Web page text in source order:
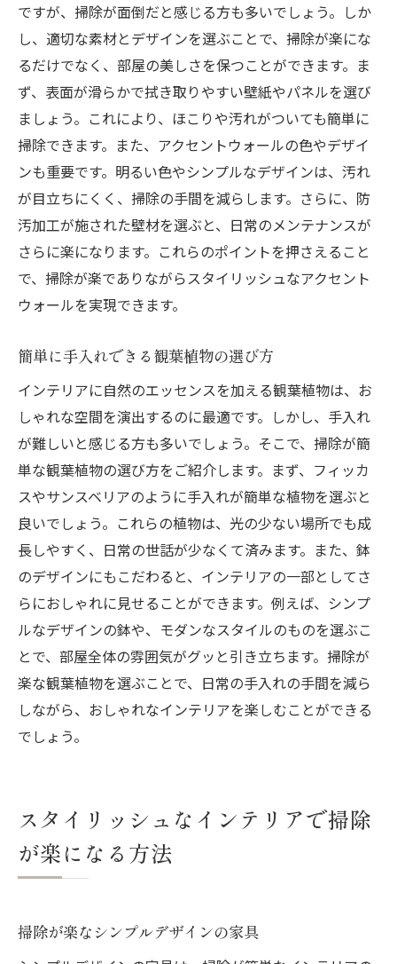
ですが、掃除が面倒だと感じる方も多いでしょう。しか
し、適切な素材とデザインを選ぶことで、掃除が楽にな
るだけでなく、部屋の美しさを保つことができます。ま
ず、表面が滑らかで拭き取りやすい壁紙やパネルを選び
ましょう。これにより、ほこりや汚れがついても簡単に
掃除できます。また、アクセントウォールの色やデザイ
ンも重要です。明るい色やシンプルなデザインは、汚れ
が目立ちにくく、掃除の手間を減らします。さらに、防
汚加工が施された壁材を選ぶと、日常のメンテナンスが
さらに楽になります。これらのポイントを押さえること
で、掃除が楽でありながらスタイリッシュなアクセント
ウォールを実現できます。
簡単に手入れできる観葉植物の選び方
インテリアに自然のエッセンスを加える観葉植物は、お
しゃれな空間を演出するのに最適です。しかし、手入れ
が難しいと感じる方も多いでしょう。そこで、掃除が簡
単な観葉植物の選び方をご紹介します。まず、フィッカ
スやサンスベリアのように手入れが簡単な植物を選ぶと
良いでしょう。これらの植物は、光の少ない場所でも成
長しやすく、日常の世話が少なくて済みます。また、鉢
のデザインにもこだわると、インテリアの一部としてさ
らにおしゃれに見せることができます。例えば、シンプ
ルなデザインの鉢や、モダンなスタイルのものを選ぶこ
とで、部屋全体の雰囲気がグッと引き立ちます。掃除が
楽な観葉植物を選ぶことで、日常の手入れの手間を減ら
しながら、おしゃれなインテリアを楽しむことができる
でしょう。
スタイリッシュなインテリアで掃除
が楽になる方法
掃除が楽なシンプルデザインの家具